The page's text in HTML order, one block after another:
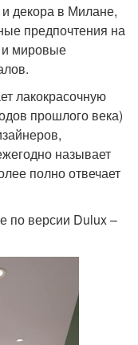
декора в Милане,
предпочтения на
и мировые
лакокрасочную
прошлого века)
называет
полно отвечает
по версии Dulux –